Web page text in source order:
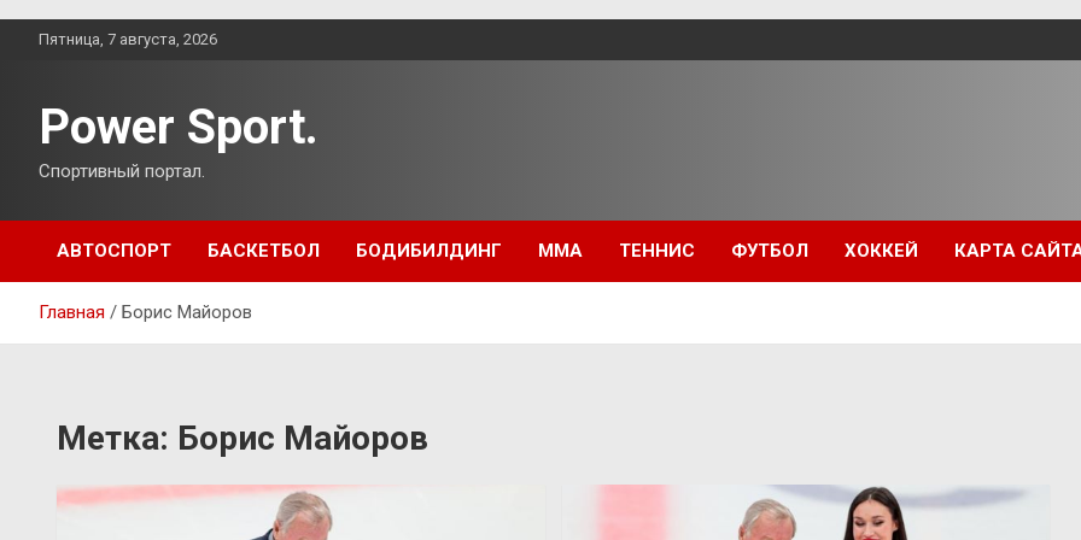
ПерейтиПятница, 7 августа, 2026
Power Sport.
Спортивный портал.
АВТОСПОРТ БАСКЕТБОЛ БОДИБИЛДИНГ ММА ТЕННИС ФУТБОЛ ХОККЕЙ КАРТА
Главная Борис Майоров
Метка: Борис Майоров